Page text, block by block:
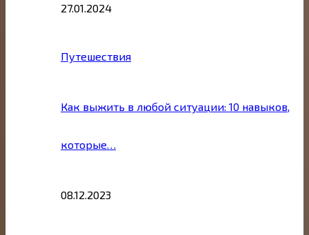
27.01.2024
Путешествия
Как выжить в любой ситуации: 10 навыков,
которые…
08.12.2023